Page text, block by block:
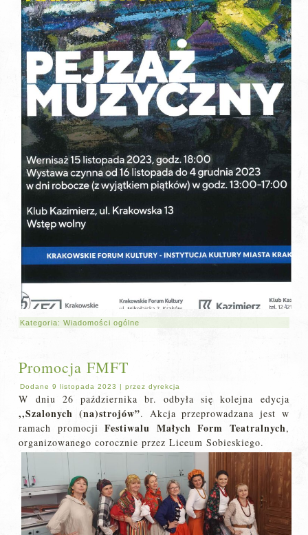
Kategoria:Wiadomości ogólne
Promocja FMFT
Dodane 9 listopada 2023 |przez dyrekcja
W dniu 26 października br. odbyła się kolejna edycja
,,Szalonych (na)strojów”. Akcja przeprowadzana jest w
ramach promocjiFestiwalu Małych Form Teatralnych,
organizowanego corocznie przez Liceum Sobieskiego.